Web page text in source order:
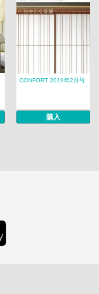
CONFORT 2019年2月号
購入